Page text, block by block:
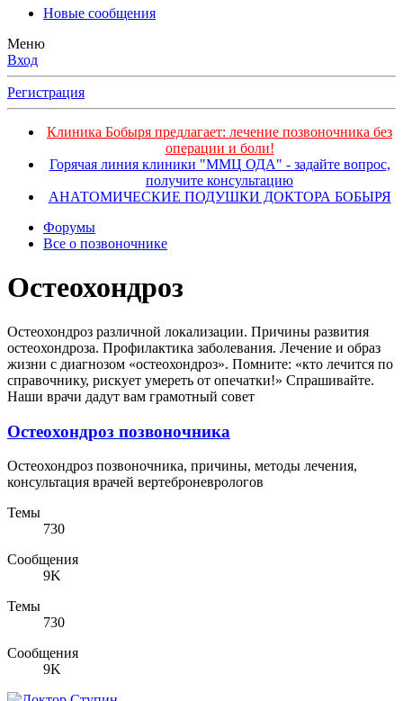
Новые сообщения
Меню
Вход
Регистрация
Клиника Бобыря предлагает: лечение позвоночника без
операции и боли!
Горячая линия клиники "ММЦ ОДА" - задайте вопрос,
получите консультацию
АНАТОМИЧЕСКИЕ ПОДУШКИ ДОКТОРА БОБЫРЯ
Форумы
Все о позвоночнике
Остеохондроз
Остеохондроз различной локализации. Причины развития
остеохондроза. Профилактика заболевания. Лечение и образ
жизни с диагнозом «остеохондроз». Помните: «кто лечится по
справочнику, рискует умереть от опечатки!» Спрашивайте.
Наши врачи дадут вам грамотный совет
Остеохондроз позвоночника
Остеохондроз позвоночника, причины, методы лечения,
консультация врачей вертеброневрологов
Темы
730
Сообщения
9K
Темы
730
Сообщения
9K